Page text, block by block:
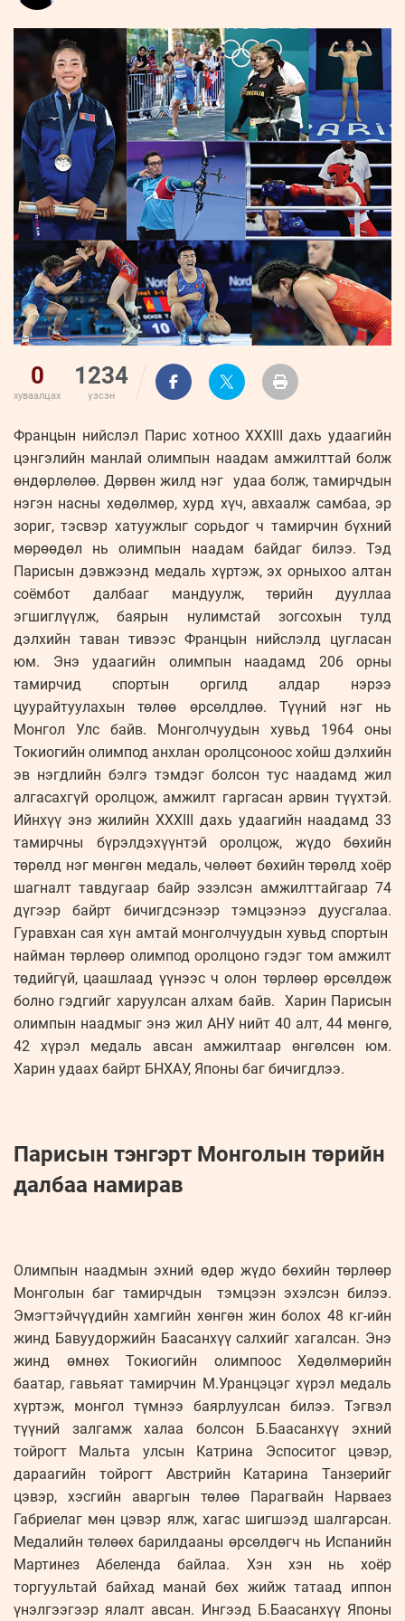
Бүртгүүлэх
Нэвтрэх
хөгжил
Leaderships
forum
ФОТО
УРЛАГ
ҮНДЭСНИЙ
МЭДЭЭЛЛИЙН
ТӨВ
ZUUNII
MEDEE
WEEKLY
0
хуваалцах
1234
үзсэн
Францын нийслэл Парис хотноо XXXIII дахь удаагийн
цэнгэлийн манлай олимпын наадам амжилттай болж
өндөрлөлөө. Дөрвөн жилд нэг удаа болж, тамирчдын
нэгэн насны хөдөлмөр, хурд хүч, авхаалж самбаа, эр
зориг, тэсвэр хатуужлыг сорьдог ч тамирчин бүхний
мөрөөдөл нь олимпын наадам байдаг билээ. Тэд
Парисын дэвжээнд медаль хүртэж, эх орныхоо алтан
соёмбот далбааг мандуулж, төрийн дууллаа
эгшиглүүлж, баярын нулимстай зогсохын тулд
дэлхийн таван тивээс Францын нийслэлд цугласан
юм. Энэ удаагийн олимпын наадамд 206 орны
тамирчид спортын оргилд алдар нэрээ
цуурайтуулахын төлөө өрсөлдлөө. Түүний нэг нь
Монгол Улс байв. Монголчуудын хувьд 1964 оны
Токиогийн олимпод анхлан оролцсоноос хойш дэлхийн
эв нэгдлийн бэлгэ тэмдэг болсон тус наадамд жил
алгасахгүй оролцож, амжилт гаргасан арвин түүхтэй.
Ийнхүү энэ жилийн XXXIII дахь удаагийн наадамд 33
тамирчны бүрэлдэхүүнтэй оролцож, жүдо бөхийн
төрөлд нэг мөнгөн медаль, чөлөөт бөхийн төрөлд хоёр
шагналт тавдугаар байр эзэлсэн амжилттайгаар 74
дүгээр байрт бичигдсэнээр тэмцээнээ дуусгалаа.
Гуравхан сая хүн амтай монголчуудын хувьд спортын
найман төрлөөр олимпод оролцоно гэдэг том амжилт
төдийгүй, цаашлаад үүнээс ч олон төрлөөр өрсөлдөж
болно гэдгийг харуулсан алхам байв. Харин Парисын
олимпын наадмыг энэ жил АНУ нийт 40 алт, 44 мөнгө,
42 хүрэл медаль авсан амжилтаар өнгөлсөн юм.
Харин удаах байрт БНХАУ, Японы баг бичигдлээ.
Парисын тэнгэрт Монголын төрийн
далбаа намирав
Олимпын наадмын эхний өдөр жүдо бөхийн төрлөөр
Монголын баг тамирчдын тэмцээн эхэлсэн билээ.
Эмэгтэйчүүдийн хамгийн хөнгөн жин болох 48 кг-ийн
жинд Бавуудоржийн Баасанхүү салхийг хагалсан. Энэ
жинд өмнөх Токиогийн олимпоос Хөдөлмөрийн
баатар, гавьяат тамирчин М.Уранцэцэг хүрэл медаль
хүртэж, монгол түмнээ баярлуулсан билээ. Тэгвэл
түүний залгамж халаа болсон Б.Баасанхүү эхний
тойрогт Мальта улсын Катрина Эспоситог цэвэр,
дараагийн тойрогт Австрийн Катарина Танзерийг
цэвэр, хэсгийн аваргын төлөө Парагвайн Нарваез
Габриелаг мөн цэвэр ялж, хагас шигшээд шалгарсан.
Медалийн төлөөх барилдааны өрсөлдөгч нь Испанийн
Мартинез Абеленда байлаа. Хэн хэн нь хоёр
торгуультай байхад манай бөх жийж татаад иппон
үнэлгээгээр ялалт авсан. Ингээд Б.Баасанхүү Японы